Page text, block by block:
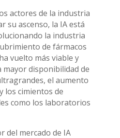
actores de la industria
su ascenso, la IA está
la industria
de fármacos
vuelto más viable y
mayor disponibilidad de
el aumento
los cimientos de
como los laboratorios
del mercado de IA